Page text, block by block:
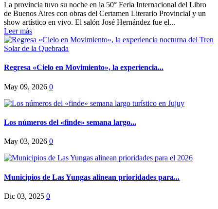
La provincia tuvo su noche en la 50° Feria Internacional del Libro
de Buenos Aires con obras del Certamen Literario Provincial y un
show artístico en vivo. El salón José Hernández fue el...
Leer más
Regresa «Cielo en Movimiento», la experiencia...
May 09, 2026 0
Los números del «finde» semana largo...
May 03, 2026 0
Municipios de Las Yungas alinean prioridades para...
Dic 03, 2025 0